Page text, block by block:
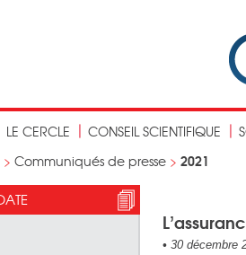
LE CERCLE CONSEIL SCIENTIFIQUE
> Communiqués de presse > 2021
• 30 décembre